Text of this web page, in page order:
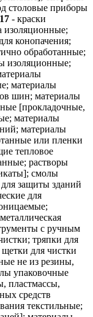
столовые приборы
17 - краски
изоляционные;
конопачения;
обработанные;
изоляционные;
материалы
шин; материалы
[прокладочные,
материалы
материалы
или пленки
тепловое
растворы
смолы
защиты зданий
для
с ручным
тряпки для
для чистки
не из резины,
упаковочные
пластмассы,
средств
текстильные;